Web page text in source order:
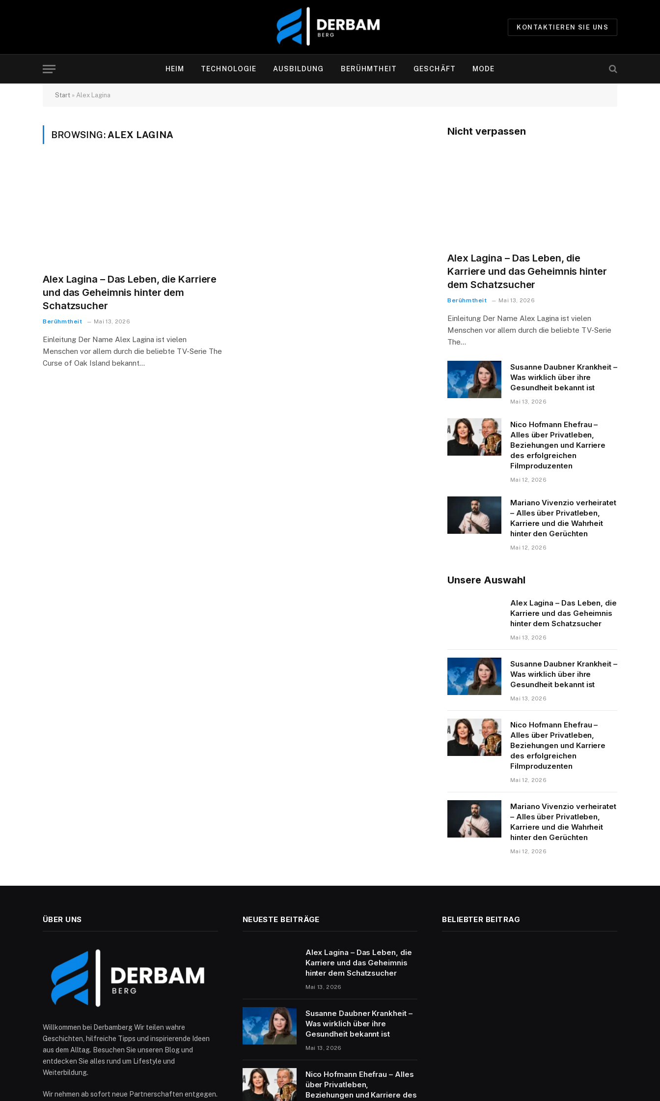
KONTAKTIEREN SIE UNS
HEIM TECHNOLOGIE AUSBILDUNG BERÜHMTHEIT GESCHÄFT MODE
Start » Alex Lagina
BROWSING: ALEX LAGINA
Alex Lagina – Das Leben, die Karriere
und das Geheimnis hinter dem
Schatzsucher
Berühmtheit Mai 13, 2026
Einleitung Der Name Alex Lagina ist vielen
Menschen vor allem durch die beliebte TV-Serie The
Curse of Oak Island bekannt…
Nicht verpassen
Alex Lagina – Das Leben, die
Karriere und das Geheimnis hinter
dem Schatzsucher
Berühmtheit Mai 13, 2026
Einleitung Der Name Alex Lagina ist vielen
Menschen vor allem durch die beliebte TV-Serie
The…
Susanne Daubner Krankheit –
Was wirklich über ihre
Gesundheit bekannt ist
Mai 13, 2026
Nico Hofmann Ehefrau –
Alles über Privatleben,
Beziehungen und Karriere
des erfolgreichen
Filmproduzenten
Mai 12, 2026
Mariano Vivenzio verheiratet
– Alles über Privatleben,
Karriere und die Wahrheit
hinter den Gerüchten
Mai 12, 2026
Unsere Auswahl
Alex Lagina – Das Leben, die
Karriere und das Geheimnis
hinter dem Schatzsucher
Mai 13, 2026
Susanne Daubner Krankheit –
Was wirklich über ihre
Gesundheit bekannt ist
Mai 13, 2026
Nico Hofmann Ehefrau –
Alles über Privatleben,
Beziehungen und Karriere
des erfolgreichen
Filmproduzenten
Mai 12, 2026
Mariano Vivenzio verheiratet
– Alles über Privatleben,
Karriere und die Wahrheit
hinter den Gerüchten
Mai 12, 2026
ÜBER UNS
Willkommen bei Derbamberg Wir teilen wahre
Geschichten, hilfreiche Tipps und inspirierende Ideen
aus dem Alltag. Besuchen Sie unseren Blog und
entdecken Sie alles rund um Lifestyle und
Weiterbildung.
Wir nehmen ab sofort neue Partnerschaften entgegen.
NEUESTE BEITRÄGE
Alex Lagina – Das Leben, die
Karriere und das Geheimnis
hinter dem Schatzsucher
Mai 13, 2026
Susanne Daubner Krankheit –
Was wirklich über ihre
Gesundheit bekannt ist
Mai 13, 2026
Nico Hofmann Ehefrau – Alles
über Privatleben,
Beziehungen und Karriere des
BELIEBTER BEITRAG